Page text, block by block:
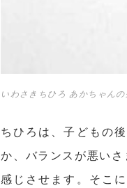
いわさきちひろ あかちゃん
ちひろは、子どもの
か、バランスが悪い
感じさせます。そこ